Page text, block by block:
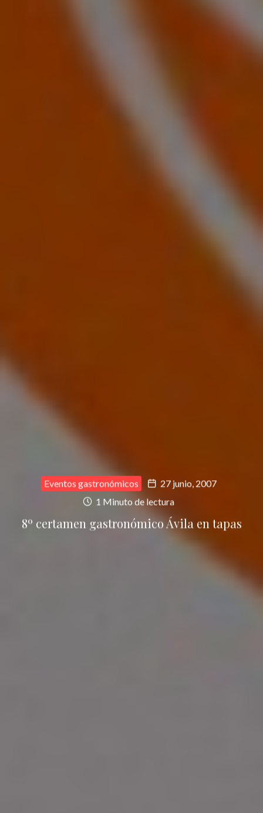
Eventos gastronómicos
27 junio, 2007
1 Minuto de lectura
8º certamen gastronómico Ávila en tapas